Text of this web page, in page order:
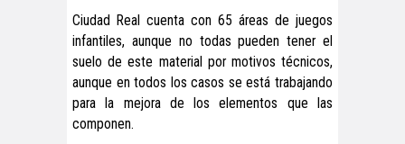
Ciudad Real cuenta con 65 áreas de juegos
infantiles, aunque no todas pueden tener el
suelo de este material por motivos técnicos,
aunque en todos los casos se está trabajando
para la mejora de los elementos que las
componen.